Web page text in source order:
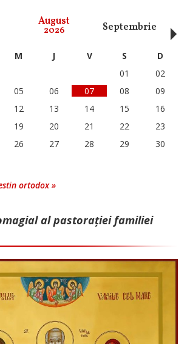
August
2026 Septembrie
M J V S
D
01
02
05 06 07 08
09
12 13 14 15
16
19 20 21 22
23
26 27 28 29
30
ortodox »
al pastorației familiei